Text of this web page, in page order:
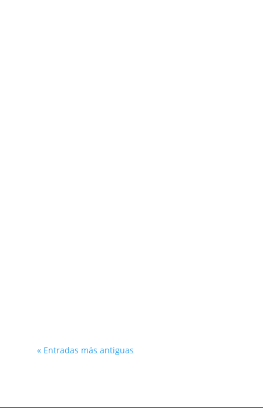
« Entradas más antiguas